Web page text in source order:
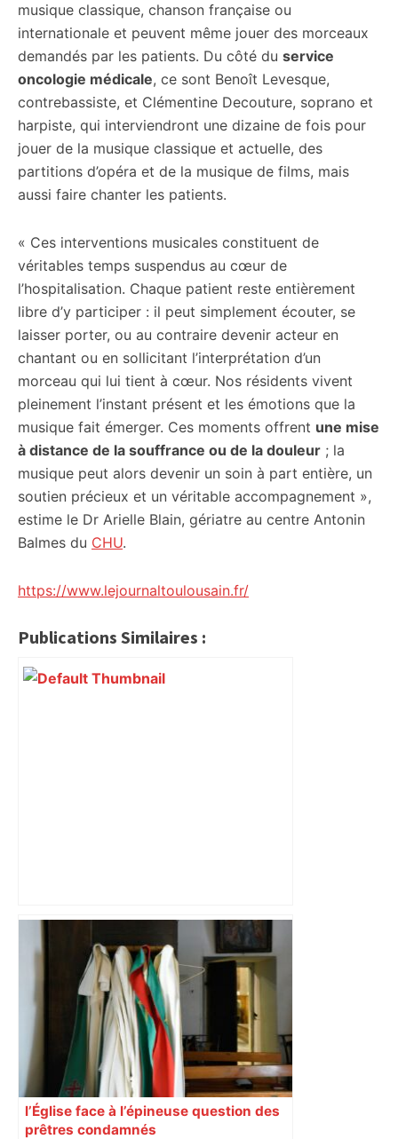
musique classique, chanson française ou
internationale et peuvent même jouer des morceaux
demandés par les patients. Du côté du service
oncologie médicale, ce sont Benoît Levesque,
contrebassiste, et Clémentine Decouture, soprano et
harpiste, qui interviendront une dizaine de fois pour
jouer de la musique classique et actuelle, des
partitions d’opéra et de la musique de films, mais
aussi faire chanter les patients.
« Ces interventions musicales constituent de
véritables temps suspendus au cœur de
l’hospitalisation. Chaque patient reste entièrement
libre d’y participer : il peut simplement écouter, se
laisser porter, ou au contraire devenir acteur en
chantant ou en sollicitant l’interprétation d’un
morceau qui lui tient à cœur. Nos résidents vivent
pleinement l’instant présent et les émotions que la
musique fait émerger. Ces moments offrent une mise
à distance de la souffrance ou de la douleur ; la
musique peut alors devenir un soin à part entière, un
soutien précieux et un véritable accompagnement »,
estime le Dr Arielle Blain, gériatre au centre Antonin
Balmes du CHU.
https://www.lejournaltoulousain.fr/
Publications Similaires :
Bilan du marché du logement neuf :
une lueur d'espoir pour l'immobilier à
Toulouse ? – Actu.fr
l’Église face à l’épineuse question des
prêtres condamnés